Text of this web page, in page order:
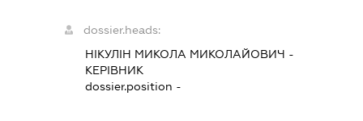
dossier.heads:
НІКУЛІН МИКОЛА МИКОЛАЙОВИЧ -
КЕРІВНИК
dossier.position -